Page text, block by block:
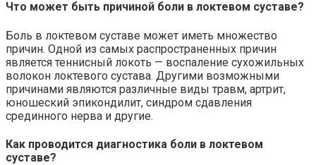
Что может быть причиной боли в локтевом суставе?
Боль в локтевом суставе может иметь множество
причин. Одной из самых распространенных причин
является теннисный локоть — воспаление сухожильных
волокон локтевого сустава. Другими возможными
причинами являются различные виды травм, артрит,
юношеский эпикондилит, синдром сдавления
срединного нерва и другие.
Как проводится диагностика боли в локтевом
суставе?